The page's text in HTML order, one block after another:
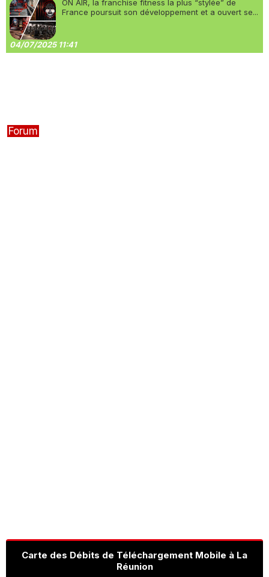
ON AIR, la franchise fitness la plus “stylée” de
France poursuit son développement et a ouvert se...
04/07/2025 11:41
Forum
Carte des Débits de Téléchargement Mobile à La
Réunion